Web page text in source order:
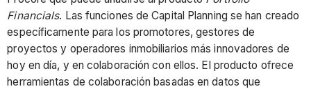
Financials. Las funciones de Capital Planning se han creado
específicamente para los promotores, gestores de
proyectos y operadores inmobiliarios más innovadores de
hoy en día, y en colaboración con ellos. El producto ofrece
herramientas de colaboración basadas en datos que